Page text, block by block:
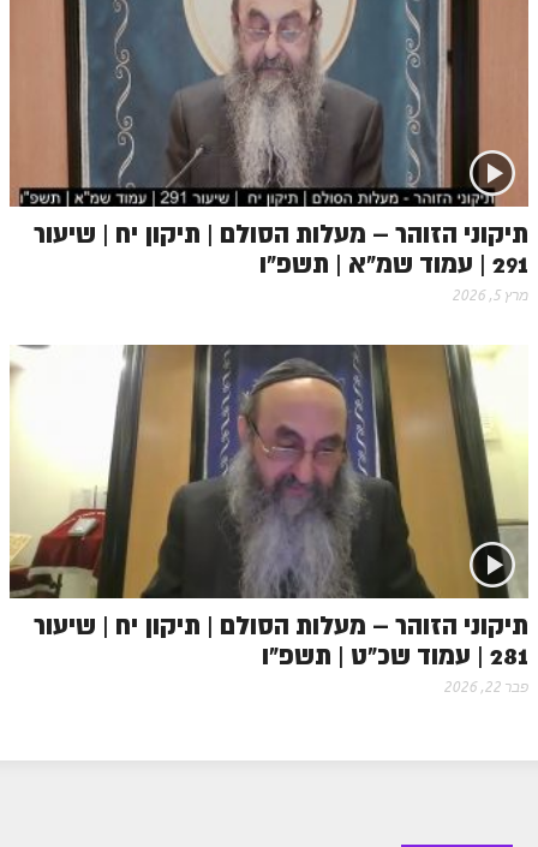
הזוהר הקדוש משפטים מתקדמים
הזוהר הקדוש תרומה השקפה
הזוהר הקדוש תרומה מתקדמים
הזוהר הקדוש ספרא דצניעותא
הזוהר הקדוש תצווה מתקדמים
ספר הזוהר הקדוש כי תשא השקפה
ספר הזוהר הקדוש כי תשא מתקדמים
ספר הזוהר הקדוש ויקהל השקפה
ספר הזוהר הקדוש ויקהל מתקדמים
ספר הזוהר הקדוש פיקודי מתחילים
ספר הזוהר הקדוש פיקודי מתקדמים
ספר הזוהר – ויקרא
ספר הזוהר הקדוש זוהר ויקרא השקפה
ספר הזוהר הקדוש זוהר ויקרא מתקדמים
תיקוני הזוהר – מעלות הסולם | תיקון יח | שיעור
291 | עמוד שמ"א | תשפ"ו
מרץ 5, 2026
תיקוני הזוהר – מעלות הסולם | תיקון יח | שיעור
281 | עמוד שכ"ט | תשפ"ו
פבר 22, 2026